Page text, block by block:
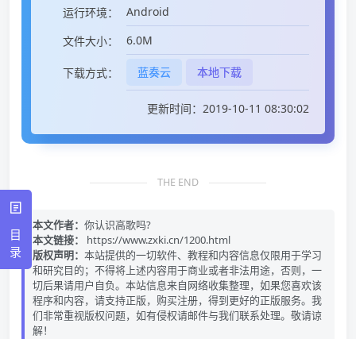
运行环境：
Android
文件大小：
6.0M
下载方式： 蓝奏云 本地下载
更新时间：2019-10-11 08:30:02
THE END
本文作者： 你认识高歌吗?
本文链接：
https://www.zxki.cn/1200.html
版权声明： 本站提供的一切软件、教程和内容信息仅限用于学习
和研究目的；不得将上述内容用于商业或者非法用途，否则，一
切后果请用户自负。本站信息来自网络收集整理，如果您喜欢该
程序和内容，请支持正版，购买注册，得到更好的正版服务。我
们非常重视版权问题，如有侵权请邮件与我们联系处理。敬请谅
解！
目
录